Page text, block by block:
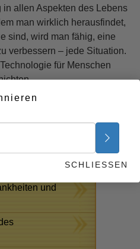
in allen Aspekten des Lebens
man wirklich herausfindet,
sind, wird man fähig, eine
verbessern – jede Situation.
für Menschen
Beginnen Sie jetzt >>
KURSE
und
SCHLIESSEN